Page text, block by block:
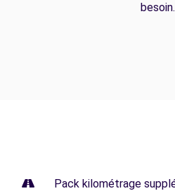
besoin.
Pack kilométrage